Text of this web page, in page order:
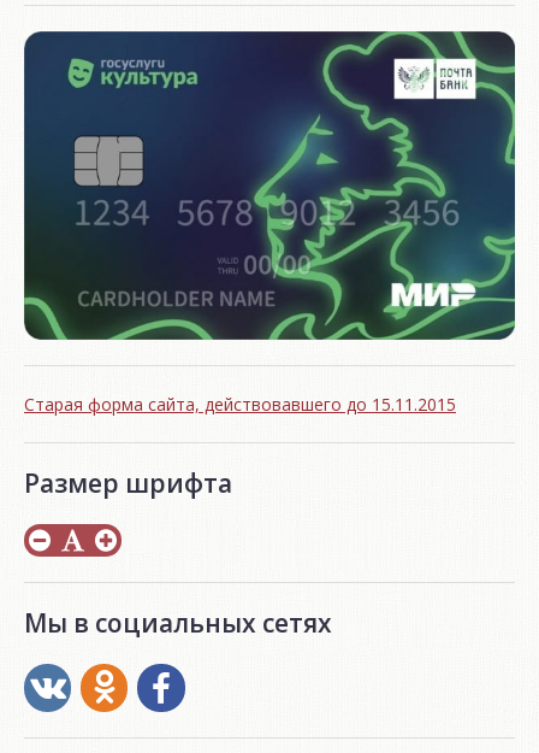
Старая форма сайта, действовавшего до 15.11.2015
Размер шрифта
Мы в социальных сетях